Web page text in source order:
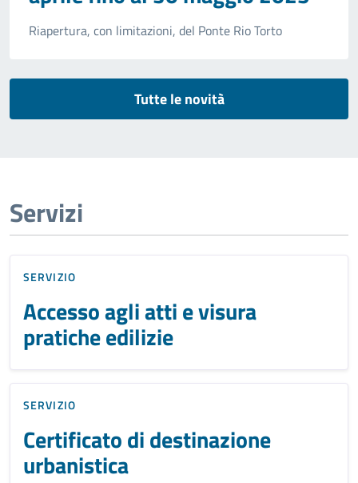
Riapertura, con limitazioni, del Ponte Rio Torto
Tutte le novità
Servizi
SERVIZIO
Accesso agli atti e visura
pratiche edilizie
SERVIZIO
Certificato di destinazione
urbanistica